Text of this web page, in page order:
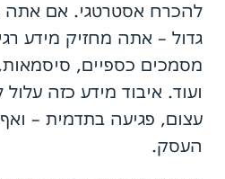
להכרח אסטרטגי. אם אתה
גדול – אתה מחזיק מידע
מסמכים כספיים,
ועוד. איבוד מידע כזה עלול
עצום, פגיעה בתדמית –
העסק.